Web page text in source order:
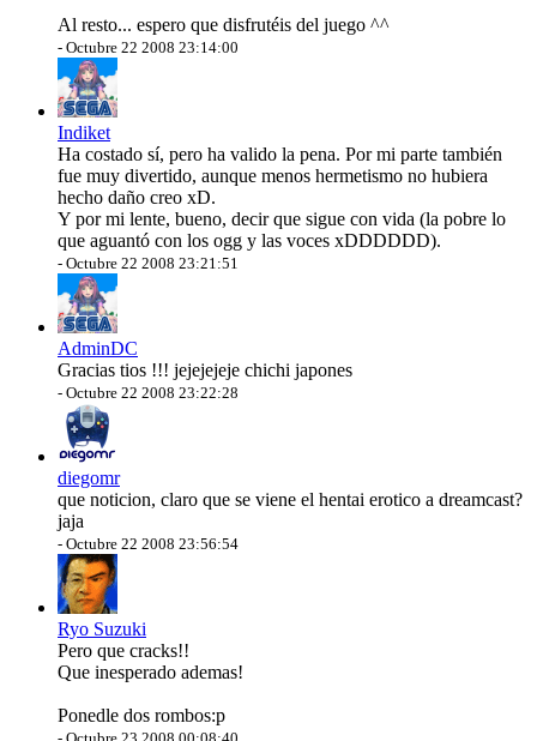
Al resto... espero que disfrutéis del juego ^^
- Octubre 22 2008 23:14:00
Indiket
Ha costado sí, pero ha valido la pena. Por mi parte también
fue muy divertido, aunque menos hermetismo no hubiera
hecho daño creo xD.
Y por mi lente, bueno, decir que sigue con vida (la pobre lo
que aguantó con los ogg y las voces xDDDDDD).
- Octubre 22 2008 23:21:51
AdminDC
Gracias tios !!! jejejejeje chichi japones
- Octubre 22 2008 23:22:28
diegomr
que noticion, claro que se viene el hentai erotico a dreamcast?
jaja
- Octubre 22 2008 23:56:54
Ryo Suzuki
Pero que cracks!!
Que inesperado ademas!
Ponedle dos rombos:p